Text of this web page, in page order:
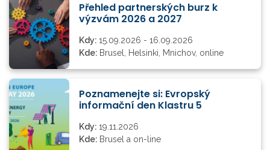
Přehled partnerských burz k
výzvám 2026 a 2027
Kdy: 15.09.2026 - 16.09.2026
Kde: Brusel, Helsinki, Mnichov, online
Poznamenejte si: Evropský
informační den Klastru 5
Kdy: 19.11.2026
Kde: Brusel a on-line